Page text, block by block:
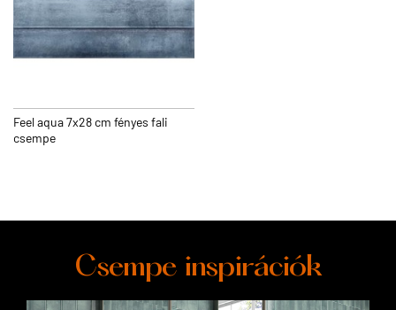
Feel aqua 7x28 cm fényes fali
csempe
Csempe inspirációk